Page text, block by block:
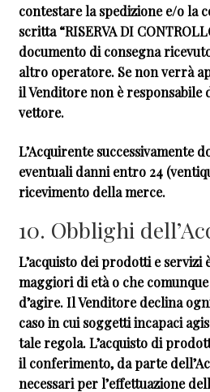
contestare la spedizione e/o la
scritta “RISERVA DI
documento di consegna
altro operatore. Se non verrà
il Venditore non è responsabile
vettore.
L’Acquirente successivamente
eventuali danni entro 24
ricevimento della merce.
10. Obblighi
L’acquisto dei prodotti e servizi
maggiori di età o che
d’agire. Il Venditore declina
caso in cui soggetti incapaci
tale regola. L’acquisto di
il conferimento, da parte
necessari per l’effettuazione